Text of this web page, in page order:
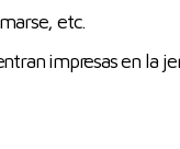
etc.
impresas en la